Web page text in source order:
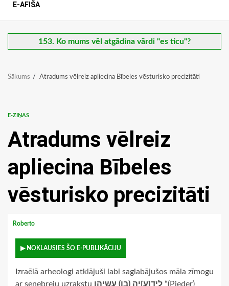
E-AFIŠA
153. Ko mums vēl atgādina vārdi "es ticu"?
Sākums Atradums vēlreiz apliecina Bībeles vēsturisko precizitāti
E-ZIŅAS
Atradums vēlreiz
apliecina Bībeles
vēsturisko precizitāti
Roberto
▶ NOKLAUSIES ŠO E-PUBLIKĀCIJU
Izraēlā arheologi atklājuši labi saglabājušos māla zīmogu
ar senebreju uzrakstu ליד[ע]יה (בן) עשיהו “(Pieder)